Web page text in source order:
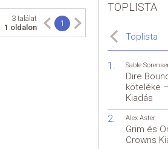
1
3 találat
1 oldalon
TOPLISTA
Toplista
Sable
Dire
köteléke
Kiadás
Alex Aster
Grim és
Crowns